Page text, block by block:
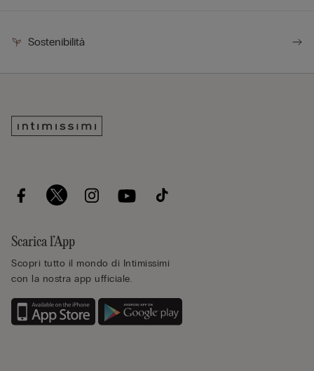
Sostenibilità
Scarica l’App
Scopri tutto il mondo di Intimissimi
con la nostra app ufficiale.